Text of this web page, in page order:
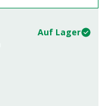
Auf Lager